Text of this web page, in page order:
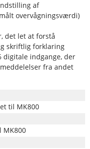
af
overvågningsværdi)
det let at forstå
skriftlig forklaring
digitale indgange, der
fra andet
til MK800
MK800